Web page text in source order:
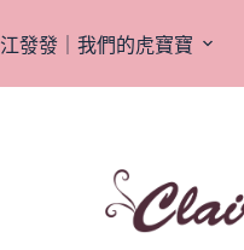
江發發｜我們的虎寶寶